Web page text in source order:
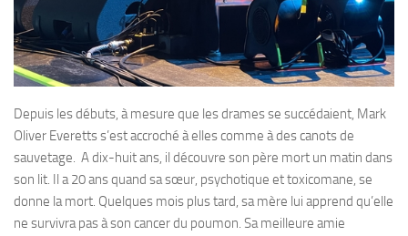
Depuis les débuts, à mesure que les drames se succédaient, Mark
Oliver Everetts s’est accroché à elles comme à des canots de
sauvetage. A dix-huit ans, il découvre son père mort un matin dans
son lit. Il a 20 ans quand sa sœur, psychotique et toxicomane, se
donne la mort. Quelques mois plus tard, sa mère lui apprend qu’elle
ne survivra pas à son cancer du poumon. Sa meilleure amie